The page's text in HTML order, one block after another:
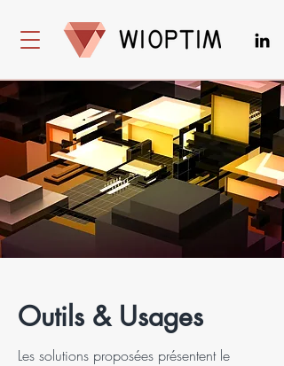
Outils & Usages
Les solutions proposées présentent le